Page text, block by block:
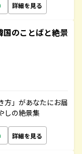
詳細を見る
のことばと絶景
方」があなたにお届
しの絶景集
詳細を見る